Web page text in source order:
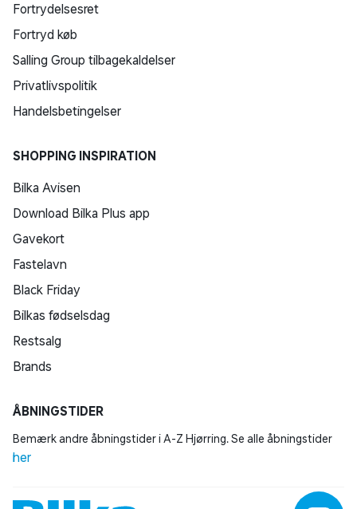
Fortrydelsesret
Fortryd køb
Salling Group tilbagekaldelser
Privatlivspolitik
Handelsbetingelser
SHOPPING INSPIRATION
Bilka Avisen
Download Bilka Plus app
Gavekort
Fastelavn
Black Friday
Bilkas fødselsdag
Restsalg
Brands
ÅBNINGSTIDER
Bemærk andre åbningstider i A-Z Hjørring. Se alle åbningstider
her